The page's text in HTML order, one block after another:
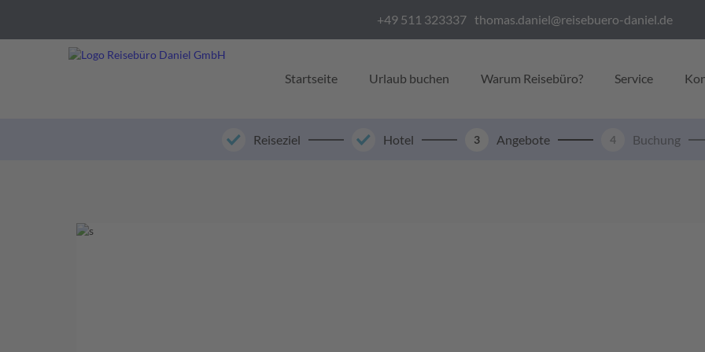
+49 511 323337 thomas.daniel@reisebuero-daniel.de
Startseite Urlaub buchen Warum Reisebüro? Service
Reiseziel Hotel 3 Angebote 4 Buchung